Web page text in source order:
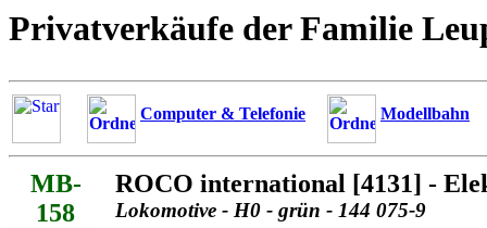
Privatverkäufe der Familie
Computer & Telefonie Modellbahn
MB-
158
ROCO international [4131] -
Lokomotive - H0 - grün - 144 075-9